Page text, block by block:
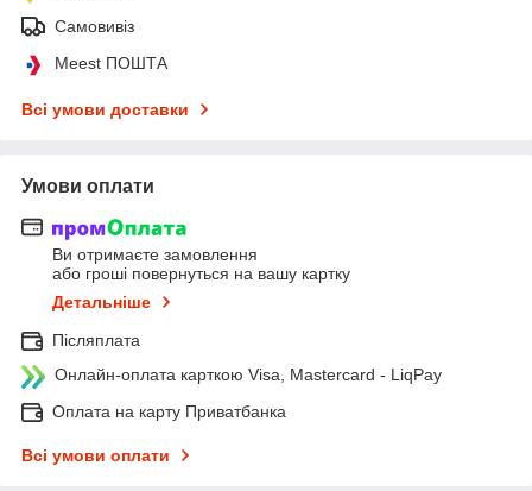
Самовивіз
Meest ПОШТА
Всі умови доставки
Умови оплати
Ви отримаєте замовлення
або гроші повернуться на вашу картку
Детальніше
Післяплата
Онлайн-оплата карткою Visa, Mastercard - LiqPay
Оплата на карту Приватбанка
Всі умови оплати